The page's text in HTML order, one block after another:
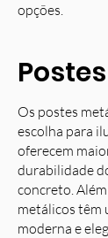
opções.
Os postes
escolha para
oferecem
durabilidade
concreto.
metálicos têm
moderna e